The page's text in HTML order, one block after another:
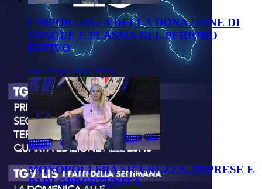
L’MPORTANZA DELLA DONAZIONE DI
SANGUE E PLASMA NEL PERIODO
ESTIVO
mar, 23 giu 2026 20:50
MONOPOLI FRA SICUREZZA, IMPRESE E
PARI OPPORTUNITÀ